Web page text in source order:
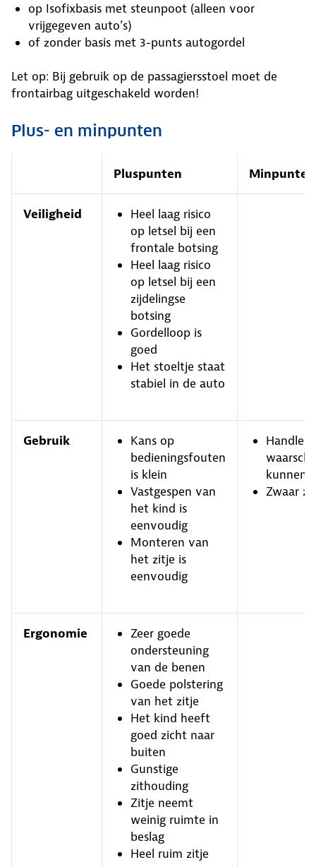
op Isofixbasis met steunpoot (alleen voor
vrijgegeven auto’s)
of zonder basis met 3-punts autogordel
Let op: Bij gebruik op de passagiersstoel moet de
frontairbag uitgeschakeld worden!
Plus- en minpunten
Pluspunten Minpunten
Veiligheid
Heel laag risico
op letsel bij een
frontale botsing
Heel laag risico
op letsel bij een
zijdelingse
botsing
Gordelloop is
goed
Het stoeltje staat
stabiel in de auto
Gebruik
Kans op
bedieningsfouten
is klein
Vastgespen van
het kind is
eenvoudig
Monteren van
het zitje is
eenvoudig
kunnen
Zwaar
Ergonomie
Zeer goede
ondersteuning
van de benen
Goede polstering
van het zitje
Het kind heeft
goed zicht naar
buiten
Gunstige
zithouding
Zitje neemt
weinig ruimte in
beslag
Heel ruim zitje